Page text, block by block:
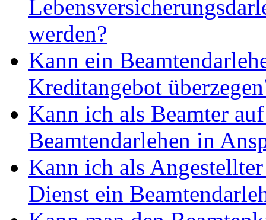
werden?
Kann ein
Kreditangebot
Kann ich als Beamter
Beamtendarlehen in
Kann ich als
Dienst ein